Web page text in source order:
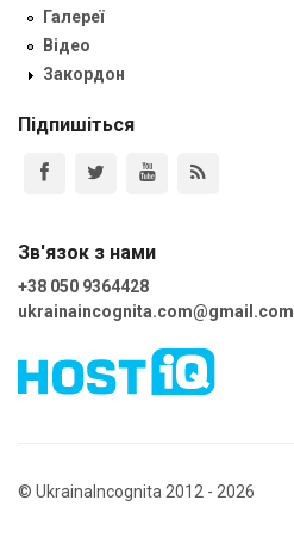
Галереї
Відео
Закордон
Підпишіться
Зв'язок з нами
+38 050 9364428
ukrainaincognita.com@gmail.com
© UkrainaIncognita 2012 - 2026